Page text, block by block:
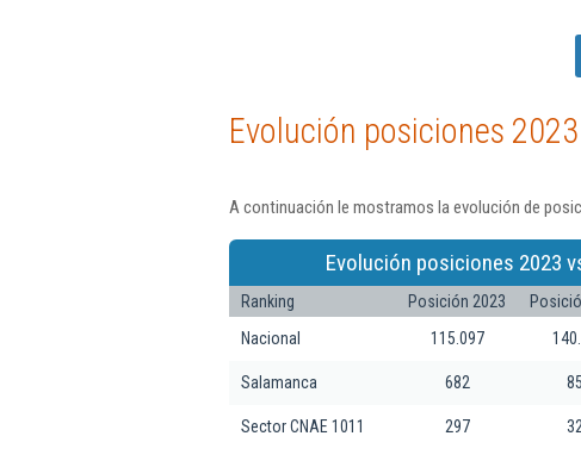
Evolución posiciones
A continuación le mostramos la evolución de
Evolución posiciones 2023
Ranking Posición 2023
Nacional
115.097
Salamanca 682
Sector CNAE 1011 297